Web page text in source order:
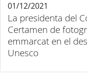
La presidenta del
Certamen de
emmarcat en el
Unesco
01/12/2021